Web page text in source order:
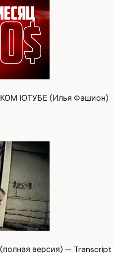
ЮТУБЕ (Илья Фашион)
версия) — Transcript